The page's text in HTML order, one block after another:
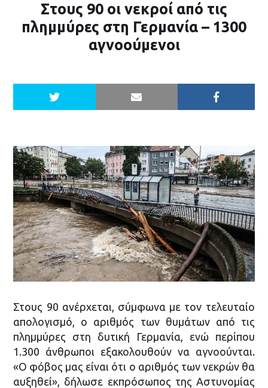
Στους 90 οι νεκροί από τις
πλημμύρες στη Γερμανία – 1300
αγνοούμενοι
Στους 90 ανέρχεται, σύμφωνα με τον τελευταίο
απολογισμό, ο αριθμός των θυμάτων από τις
πλημμύρες στη δυτική Γερμανία, ενώ περίπου
1.300 άνθρωποι εξακολουθούν να αγνοούνται.
«Ο φόβος μας είναι ότι ο αριθμός των νεκρών θα
αυξηθεί», δήλωσε εκπρόσωπος της Αστυνομίας